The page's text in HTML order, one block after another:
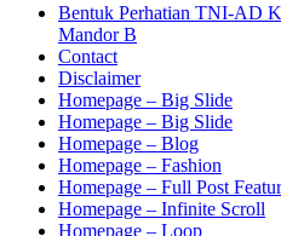
Bentuk Perhatian TNI-AD
Mandor B
Contact
Disclaimer
Homepage – Big Slide
Homepage – Big Slide
Homepage – Blog
Homepage – Fashion
Homepage – Full Post
Homepage – Infinite Scroll
Homepage – Loop